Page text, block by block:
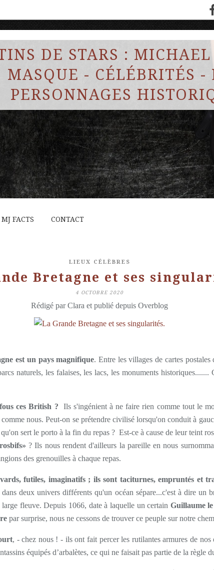
DE STARS :
MASQUE - CÉLÉBRITÉS -
PERSONNAGES
MJ FACTS CONTACT
LIEUX CÉLÈBRES
Bretagne et ses
4 OCTOBRE 2020
Rédigé par Clara et publié depuis Overblog
est un pays magnifique. Entre les villages de cartes postales
naturels, les falaises, les lacs, les monuments historiques.......
ces British ? Ils s'ingénient à ne faire rien comme tout le
nous. Peut-on se prétendre civilisé lorsqu'on conduit à
sert le porto à la fin du repas ? Est-ce à cause de leur teint
? Ils nous rendent d'ailleurs la pareille en nous
des grenouilles à chaque repas.
futiles, imaginatifs ; ils sont taciturnes, empruntés et
deux univers différents qu'un océan sépare...c'est à dire un
fleuve. Depuis 1066, date à laquelle un certain Guillaume
par surprise, nous ne cessons de trouver ce peuple sur notre
, - chez nous ! - ils ont fait percer les rutilantes armures de nos
équipés d’arbalètes, ce qui ne faisait pas partie de la règle